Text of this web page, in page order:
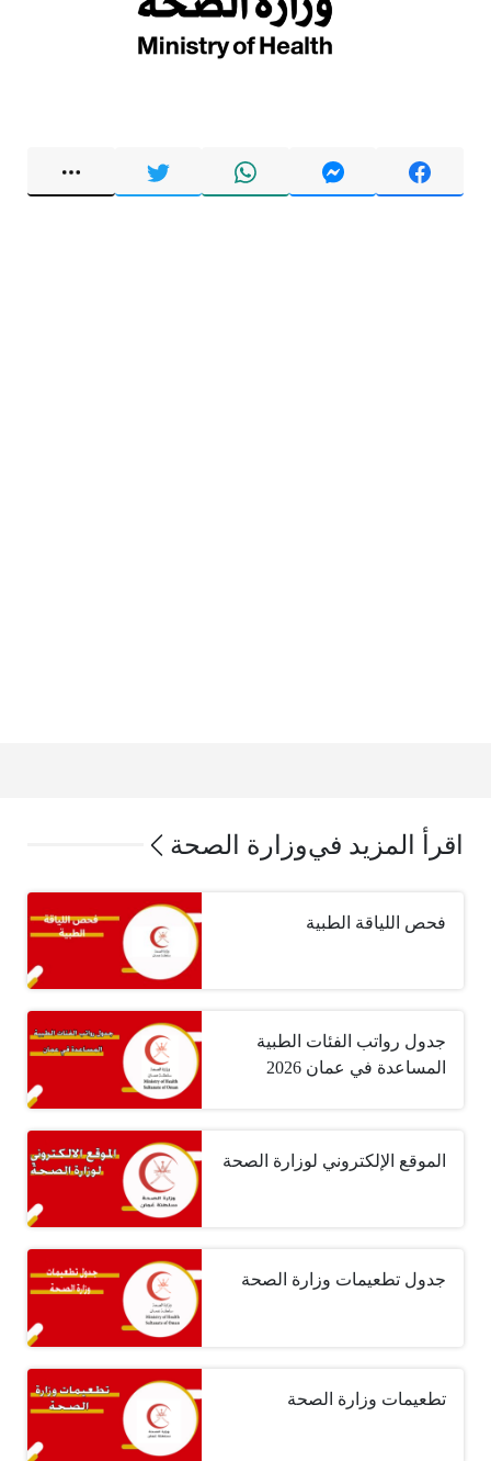
اقرأ المزيد فيوزارة الصحة
فحص اللياقة الطبية
جدول رواتب الفئات الطبية
المساعدة في عمان 2026
الموقع الإلكتروني لوزارة الصحة
جدول تطعيمات وزارة الصحة
تطعيمات وزارة الصحة